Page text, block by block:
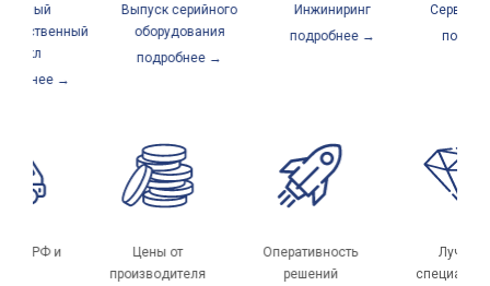
→
Выпуск серийного
оборудования
подробнее →
Инжиниринг
подробнее →
Оперативность
решений
Цены от
производителя
по РФ и